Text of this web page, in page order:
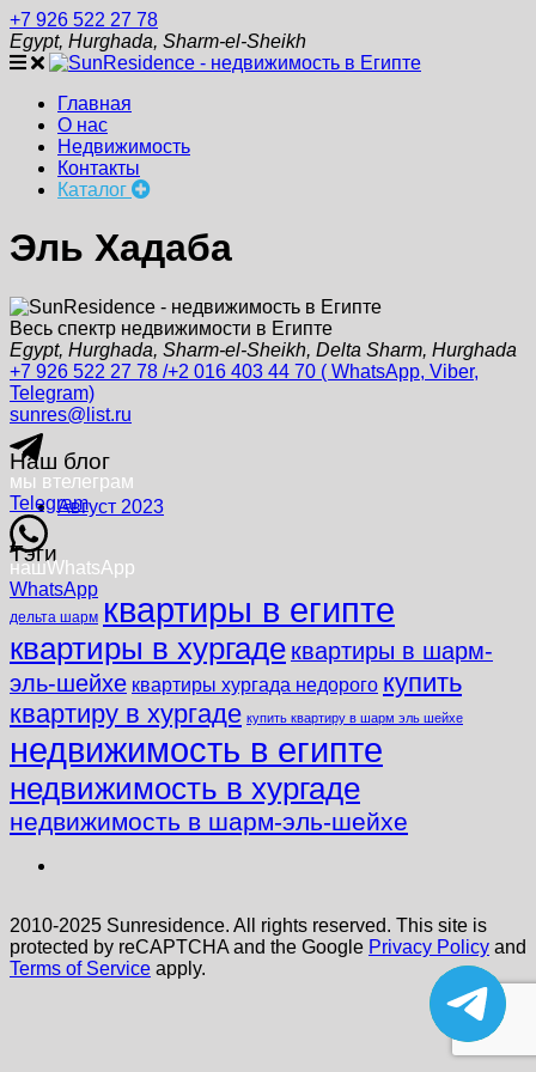
+7 926 522 27 78
Egypt, Hurghada, Sharm-el-Sheikh
Главная
О нас
Недвижимость
Контакты
Каталог
Эль Хадаба
Весь спектр недвижимости в Египте
Egypt, Hurghada, Sharm-el-Sheikh, Delta Sharm, Hurghada
+7 926 522 27 78 /+2 016 403 44 70 ( WhatsApp, Viber,
Telegram)
sunres@list.ru
Наш блог
Август 2023
Тэги
дельта шарм квартиры в египте
квартиры в хургаде квартиры в шарм-
эль-шейхе квартиры хургада недорого купить
квартиру в хургаде купить квартиру в шарм эль шейхе
недвижимость в египте
недвижимость в хургаде
недвижимость в шарм-эль-шейхе
2010-2025 Sunresidence. All rights reserved. This site is
protected by reCAPTCHA and the Google Privacy Policy and
Terms of Service apply.
мы втелеграм
Telegram
нашWhatsApp
WhatsApp